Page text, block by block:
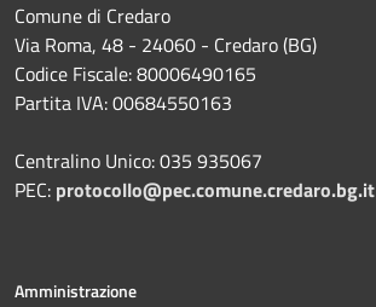
Comune di Credaro
Via Roma, 48 - 24060 - Credaro (BG)
Codice Fiscale: 80006490165
Partita IVA: 00684550163
Centralino Unico: 035 935067
PEC: protocollo@pec.comune.credaro.bg.it
Amministrazione